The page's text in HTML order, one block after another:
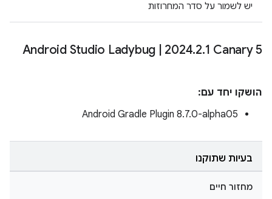
יש לשמור על סדר המחרוזות
Android Studio Ladybug 2024.2.1 Canary 5
הושקו יחד עם:
Android Gradle Plugin 8.7.0-alpha05
בעיות שתוקנו
מחזור חיים